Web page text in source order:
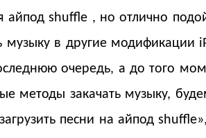
айпод shuffle , но отлично
музыку в другие модификации
очередь, а до того
методы закачать музыку,
песни на айпод